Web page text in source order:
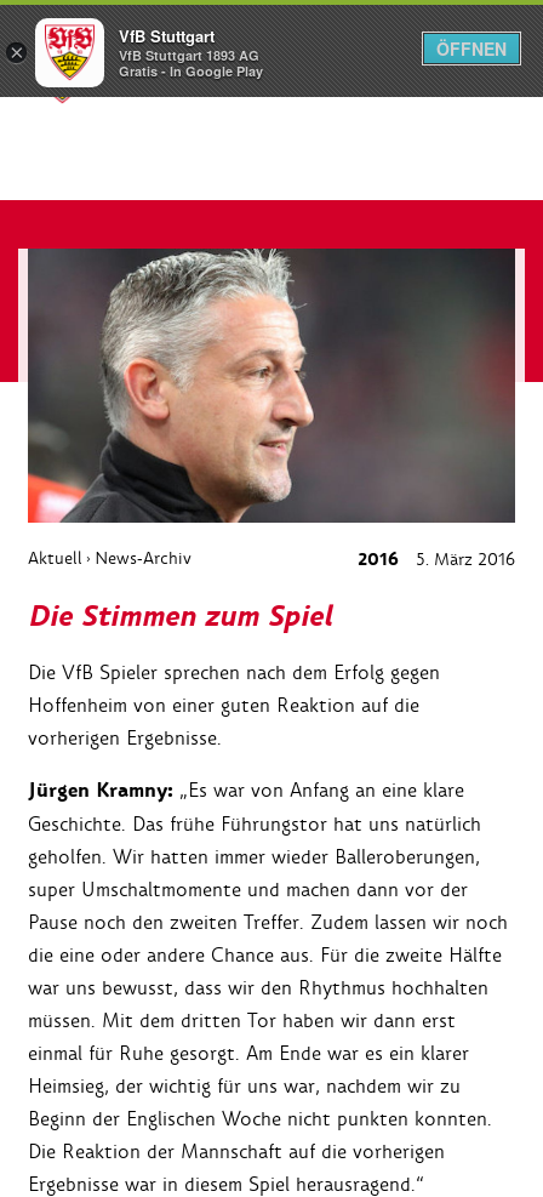
Menü
Aktuell › News-Archiv 2016 5. März 2016
Die Stimmen zum Spiel
Die VfB Spieler sprechen nach dem Erfolg gegen
Hoffenheim von einer guten Reaktion auf die
vorherigen Ergebnisse.
Jürgen Kramny: „Es war von Anfang an eine klare
Geschichte. Das frühe Führungstor hat uns natürlich
geholfen. Wir hatten immer wieder Balleroberungen,
super Umschaltmomente und machen dann vor der
Pause noch den zweiten Treffer. Zudem lassen wir noch
die eine oder andere Chance aus. Für die zweite Hälfte
war uns bewusst, dass wir den Rhythmus hochhalten
müssen. Mit dem dritten Tor haben wir dann erst
einmal für Ruhe gesorgt. Am Ende war es ein klarer
Heimsieg, der wichtig für uns war, nachdem wir zu
Beginn der Englischen Woche nicht punkten konnten.
Die Reaktion der Mannschaft auf die vorherigen
Ergebnisse war in diesem Spiel herausragend.“
×
VfB Stuttgart
VfB Stuttgart 1893 AG
Gratis - In Google Play
ÖFFNEN